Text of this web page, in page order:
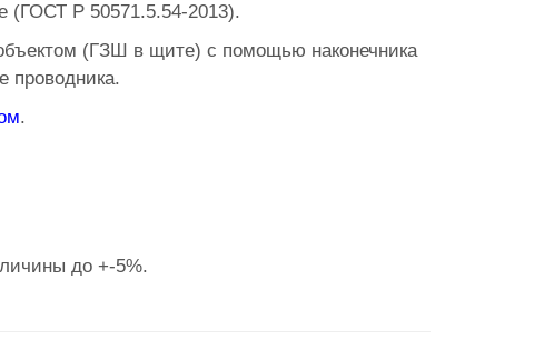
(ГОСТ Р 50571.5.54-2013).
(ГЗШ в щите) с помощью наконечника
проводника.
.
до +-5%.